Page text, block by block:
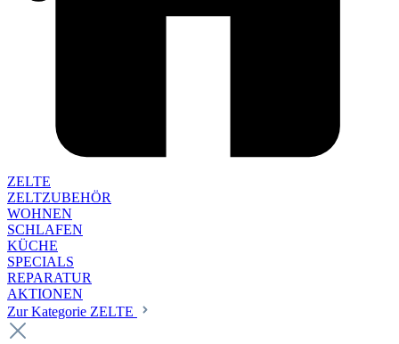
ZELTE
ZELTZUBEHÖR
WOHNEN
SCHLAFEN
KÜCHE
SPECIALS
REPARATUR
AKTIONEN
Zur Kategorie ZELTE